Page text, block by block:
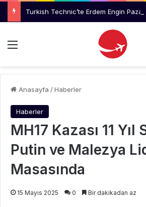
Menü
Anasayfa /Haberler
Haberler
MH17 Kazası 11 Yıl
Putin ve Malezya
Masasında
15 Mayıs 2025 0 Bir dakikadan az